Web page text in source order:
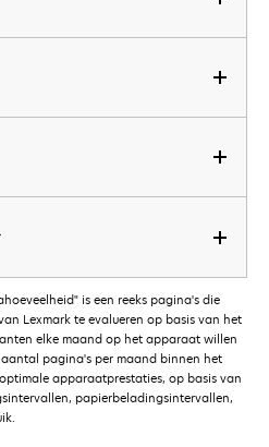
is een reeks pagina's die
Lexmark te evalueren op basis van het
elke maand op het apparaat willen
pagina's per maand binnen het
apparaatprestaties, op basis van
papierbeladingsintervallen,